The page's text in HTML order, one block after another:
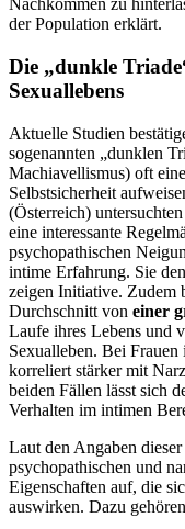
Nachkommen zu
der Population erklärt.
Die „dunkle
Sexuallebens
Aktuelle Studien
sogenannten „dunklen
Machiavellismus) oft
Selbstsicherheit
(Österreich)
eine interessante
psychopathischen
intime Erfahrung. Sie
zeigen Initiative. Zudem
Durchschnitt von einer
Laufe ihres Lebens und
Sexualleben. Bei
korreliert stärker mit
beiden Fällen lässt sich
Verhalten im intimen
Laut den Angaben
psychopathischen und
Eigenschaften auf, die
auswirken. Dazu